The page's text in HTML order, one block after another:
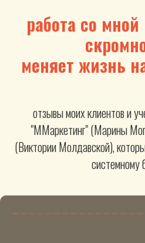
работа со
меняет жизнь
отзывы моих клиентов и
"ММаркетинг" (Марины
(Виктории Молдавской),
системному